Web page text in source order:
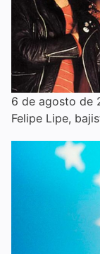
6 de agosto de
Felipe Lipe,